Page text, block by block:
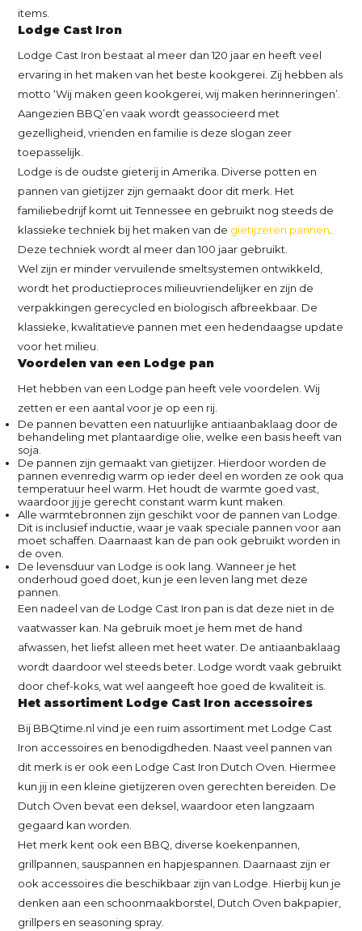
items.
Lodge Cast Iron
Lodge Cast Iron bestaat al meer dan 120 jaar en heeft veel
ervaring in het maken van het beste kookgerei. Zij hebben als
motto ‘Wij maken geen kookgerei, wij maken herinneringen’.
Aangezien BBQ’en vaak wordt geassocieerd met
gezelligheid, vrienden en familie is deze slogan zeer
toepasselijk.
Lodge is de oudste gieterij in Amerika. Diverse potten en
pannen van gietijzer zijn gemaakt door dit merk. Het
familiebedrijf komt uit Tennessee en gebruikt nog steeds de
klassieke techniek bij het maken van de gietijzeren pannen
Deze techniek wordt al meer dan 100 jaar gebruikt.
Wel zijn er minder vervuilende smeltsystemen ontwikkeld,
wordt het productieproces milieuvriendelijker en zijn de
verpakkingen gerecycled en biologisch afbreekbaar. De
klassieke, kwalitatieve pannen met een hedendaagse update
voor het milieu.
Voordelen van een Lodge pan
Het hebben van een Lodge pan heeft vele voordelen. Wij
zetten er een aantal voor je op een rij.
De pannen bevatten een natuurlijke antiaanbaklaag door de
behandeling met plantaardige olie, welke een basis heeft van
soja.
De pannen zijn gemaakt van gietijzer. Hierdoor worden de
pannen evenredig warm op ieder deel en worden ze ook qua
temperatuur heel warm. Het houdt de warmte goed vast,
waardoor jij je gerecht constant warm kunt maken.
Alle warmtebronnen zijn geschikt voor de pannen van Lodge.
Dit is inclusief inductie, waar je vaak speciale pannen voor aan
moet schaffen. Daarnaast kan de pan ook gebruikt worden in
de oven.
De levensduur van Lodge is ook lang. Wanneer je het
onderhoud goed doet, kun je een leven lang met deze
pannen.
Een nadeel van de Lodge Cast Iron pan is dat deze niet in de
vaatwasser kan. Na gebruik moet je hem met de hand
afwassen, het liefst alleen met heet water. De antiaanbaklaag
wordt daardoor wel steeds beter. Lodge wordt vaak gebruikt
door chef-koks, wat wel aangeeft hoe goed de kwaliteit is.
Het assortiment Lodge Cast Iron accessoires
Bij BBQtime.nl vind je een ruim assortiment met Lodge Cast
Iron accessoires en benodigdheden. Naast veel pannen van
dit merk is er ook een Lodge Cast Iron Dutch Oven. Hiermee
kun jij in een kleine gietijzeren oven gerechten bereiden. De
Dutch Oven bevat een deksel, waardoor eten langzaam
gegaard kan worden.
Het merk kent ook een BBQ, diverse koekenpannen,
grillpannen, sauspannen en hapjespannen. Daarnaast zijn er
ook accessoires die beschikbaar zijn van Lodge. Hierbij kun je
denken aan een schoonmaakborstel, Dutch Oven bakpapier,
grillpers en seasoning spray.